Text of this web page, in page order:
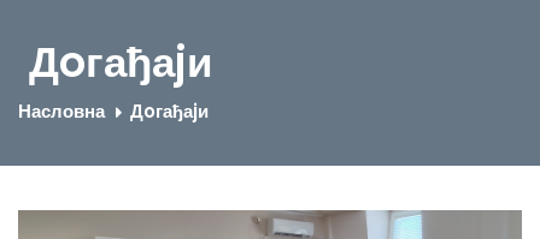
Дoгађаjи
Насловна Дoгађаjи